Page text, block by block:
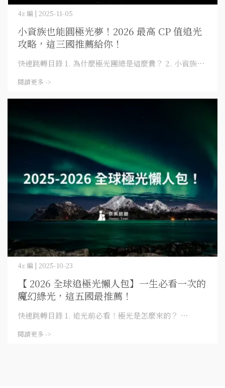
小資族也能圓極光夢！2026 最高 CP 值追光
攻略，這三國推薦給你！
4z 編 | 2025-11-05
快速跳轉目錄 1. 為什麼極光團總是這麼貴？ 2. 小資族⋯
閱讀更多 ->
【 2026 全球追極光懶人包】一生必看一次的
魔幻綠光，這五國最推薦！
4z 編 | 2025-10-23
快速跳轉目錄 1. 追光前必看！極光是怎麼來的？ ⋯
閱讀更多 ->